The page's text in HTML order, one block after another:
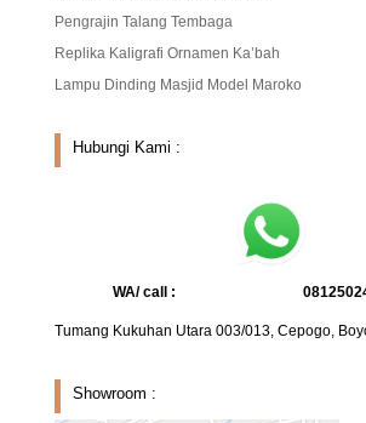
Pengrajin Talang Tembaga
Replika Kaligrafi Ornamen Ka’bah
Lampu Dinding Masjid Model Maroko
Hubungi Kami :
WA/ call :
Tumang Kukuhan Utara 003/013, Cepogo,
Showroom :